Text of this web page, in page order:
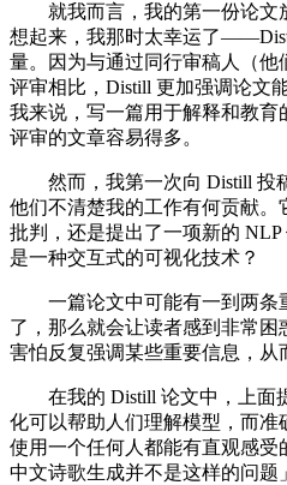
就我而言，我的第一份论文
想起来，我那时太幸运了
量。因为与通过同行审稿人（
评审相比，Distill 更加强调论文
我来说，写一篇用于解释和教
评审的文章容易得多。
然而，我第一次向 Distill 投稿
他们不清楚我的工作有何贡献。
批判，还是提出了一项新的
是一种交互式的可视化技术？
一篇论文中可能有一到两条
了，那么就会让读者感到非常
害怕反复强调某些重要信息，从
在我的 Distill 论文中，上面
化可以帮助人们理解模型，而
使用一个任何人都能有直观感受
中文诗歌生成并不是这样的问题